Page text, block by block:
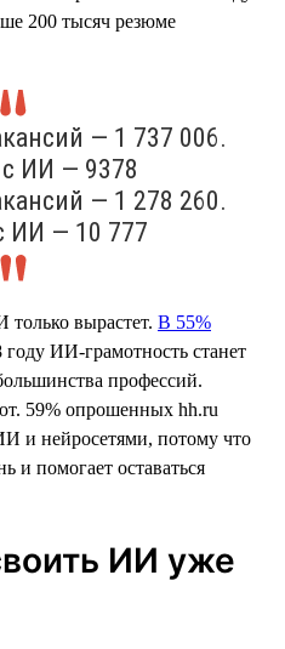
200 тысяч резюме
— 1 737 006.
ИИ — 9378
— 1 278 260.
ИИ — 10 777
вырастет. В 55%
ИИ-грамотность станет
профессий.
59% опрошенных hh.ru
и нейросетями, потому что
и помогает оставаться
ИИ уже